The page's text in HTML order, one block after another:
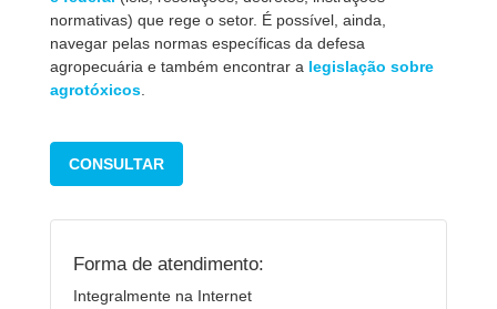
normativas) que rege o setor. É possível, ainda,
navegar pelas normas específicas da defesa
agropecuária e também encontrar a legislação sobre
agrotóxicos
CONSULTAR
Forma de atendimento:
Integralmente na Internet